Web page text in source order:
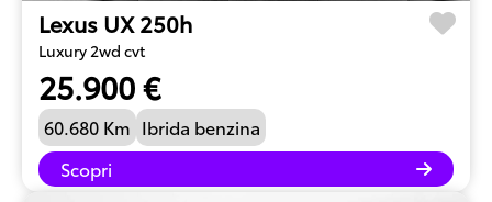
Lexus UX 250h
Luxury 2wd cvt
25.900 €
60.680 Km Ibrida benzina
Scopri